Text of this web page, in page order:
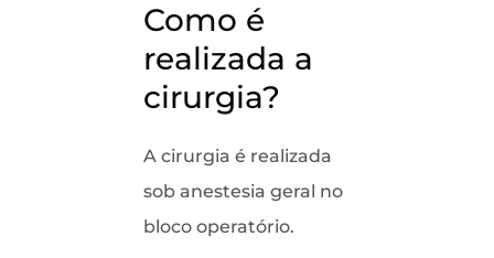
Como é
realizada a
cirurgia?
A cirurgia é realizada
sob anestesia geral no
bloco operatório.